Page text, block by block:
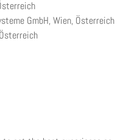
GmbH, Wien, Österreich